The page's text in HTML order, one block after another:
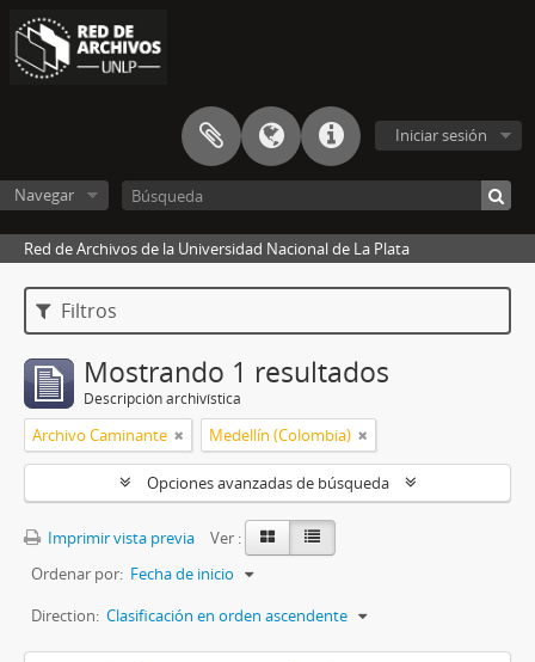
Iniciar sesión
Navegar
Red de Archivos de la Universidad Nacional de La Plata
Filtros
Mostrando 1 resultados
Descripción archivística
Archivo Caminante Medellín (Colombia)
Opciones avanzadas de búsqueda
Imprimir vista previa
Ver :
Ordenar por: Fecha de inicio
Direction: Clasificación en orden ascendente